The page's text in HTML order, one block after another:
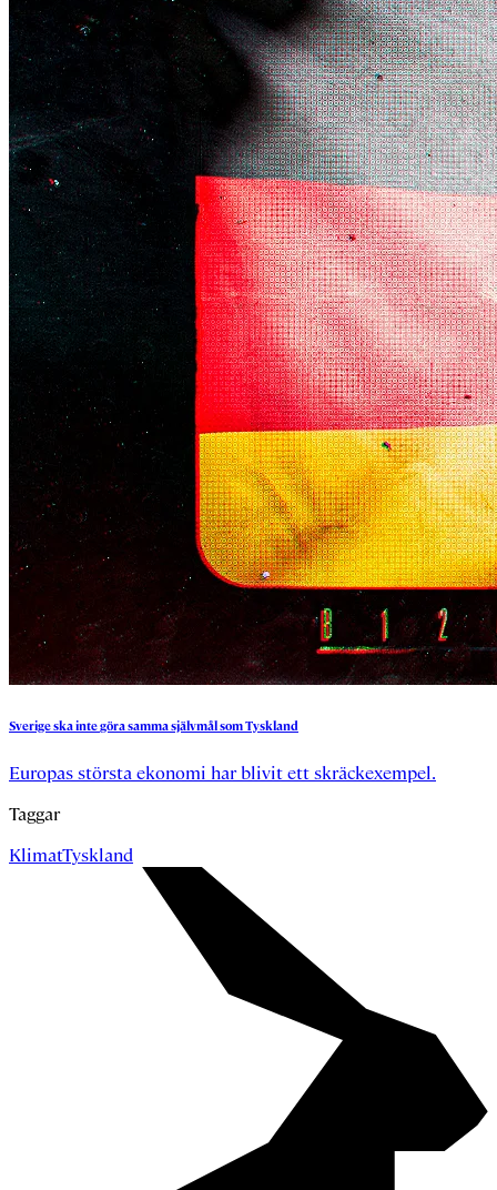
SverigeskaintegörasammasjälvmålsomTyskland
Europas största ekonomi har blivit ett skräckexempel.
Taggar
KlimatTyskland